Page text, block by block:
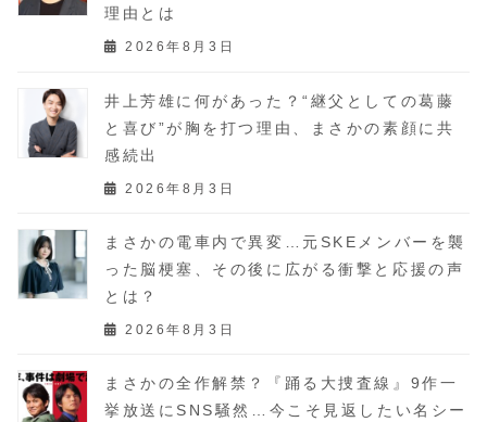
理由とは
2026年8月3日
井上芳雄に何があった？“継父としての葛藤
と喜び”が胸を打つ理由、まさかの素顔に共
感続出
2026年8月3日
まさかの電車内で異変…元SKEメンバーを襲
った脳梗塞、その後に広がる衝撃と応援の声
とは？
2026年8月3日
まさかの全作解禁？『踊る大捜査線』9作一
挙放送にSNS騒然…今こそ見返したい名シー